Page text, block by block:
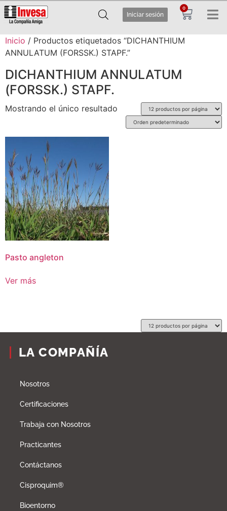
Iniciar sesión
0
Inicio / Productos etiquetados “DICHANTHIUM
ANNULATUM (FORSSK.) STAPF.”
DICHANTHIUM ANNULATUM
(FORSSK.) STAPF.
Mostrando el único resultado
Pasto angleton
Ver más
LA COMPAÑÍA
Nosotros
Certificaciones
Trabaja con Nosotros
Practicantes
Contáctanos
Cisproquim®
Bioentorno